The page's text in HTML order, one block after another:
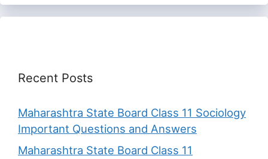
Recent Posts
Maharashtra State Board Class 11 Sociology
Important Questions and Answers
Maharashtra State Board Class 11